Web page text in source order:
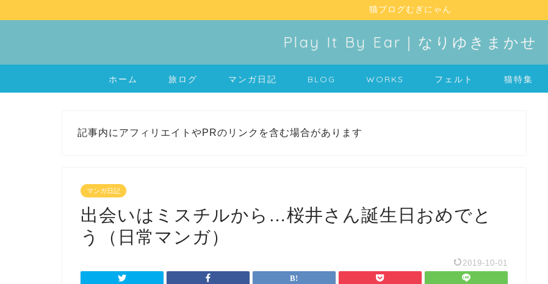
猫ブログむぎにゃん
Play It By Ear｜なりゆきまかせ
ホーム 旅ログ マンガ日記 BLOG WORKS フェルト 猫特集
記事内にアフィリエイトやPRのリンクを含む場合があります
マンガ日記
出会いはミスチルから…桜井さん誕生日おめでと
う（日常マンガ）
2019-10-01